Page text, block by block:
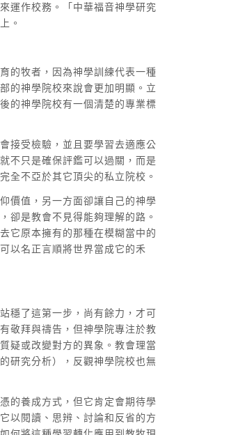
運作校務。「中華福音神學研究
。
的牧者，因為神學訓練代表一種
的神學院校來說會更加明顯。立
的神學院校有一個清楚的專業標
接受檢驗，並且要學習去適應公
不只是確保評鑑可以過關，而是
全不亞於其它頂尖的私立院校。
價值，另一方面卻讓自己的神學
卻是教會不見得能夠理解的路。
它原本擁有的那種在模糊當中的
以名正言順將世界當成它的禾
穩了這第一步，尚有餘力，才可
敬拜與禱告，但神學院專注於教
疑或改變對方的異象。教會理當
研究分析），反觀神學院校也無
的養成方式，但它肯定會期待學
以閱讀、思辨、討論和反省的方